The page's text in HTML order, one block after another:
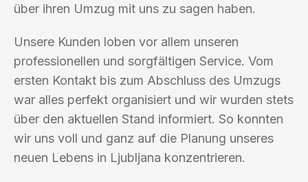
über ihren Umzug mit uns zu sagen haben.
Unsere Kunden loben vor allem unseren
professionellen und sorgfältigen Service. Vom
ersten Kontakt bis zum Abschluss des Umzugs
war alles perfekt organisiert und wir wurden stets
über den aktuellen Stand informiert. So konnten
wir uns voll und ganz auf die Planung unseres
neuen Lebens in Ljubljana konzentrieren.